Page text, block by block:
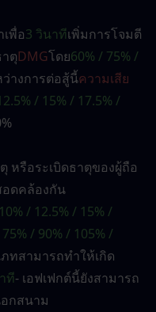
พื่อ3 วินาทีเพิ่มการโจมตี
ตุDMGโดย60% / 75% /
ว่างการต่อสู้นี้ความเสีย
​​/ 15% / 17.5% /
หรือระเบิดธาตุของผู้ถือ
ดคล้องกัน
10% / 12.5% ​​/ 15% /
/ 90% / 105% /
ทสามารถทำให้เกิด
ที- เอฟเฟกต์นี้ยังสามารถ
กสนาม